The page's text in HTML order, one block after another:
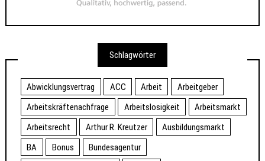
Schlagwörter
Abwicklungsvertrag ACC Arbeit
Arbeitgeber
Arbeitskräftenachfrage
Arbeitslosigkeit
Arbeitsmarkt
Arbeitsrecht
Arthur R. Kreutzer
Ausbildungsmarkt
BA
Bonus
Bundesagentur